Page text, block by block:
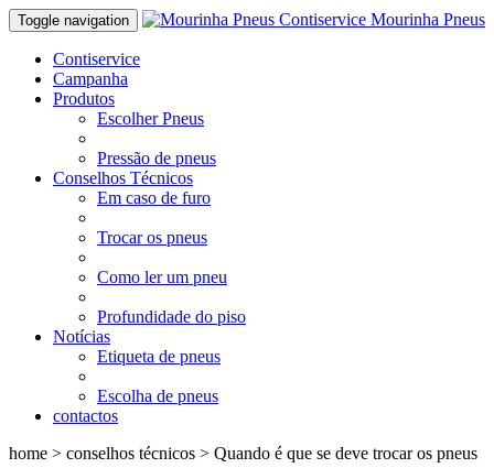
Toggle navigation Mourinha Pneus
Contiservice
Campanha
Produtos
Escolher Pneus
Pressão de pneus
Conselhos Técnicos
Em caso de furo
Trocar os pneus
Como ler um pneu
Profundidade do piso
Notícias
Etiqueta de pneus
Escolha de pneus
contactos
home > conselhos técnicos > Quando é que se deve trocar os pneus